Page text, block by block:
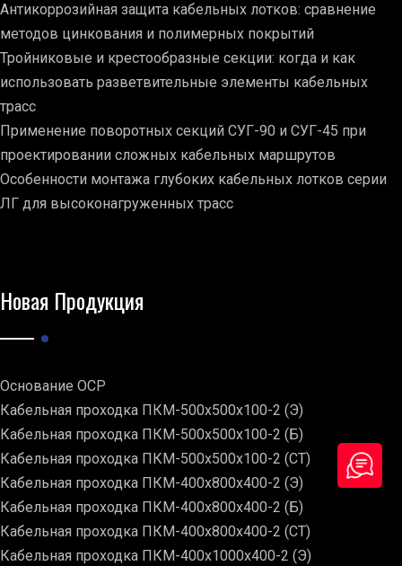
Антикоррозийная защита кабельных лотков: сравнение
методов цинкования и полимерных покрытий
Тройниковые и крестообразные секции: когда и как
использовать разветвительные элементы кабельных
трасс
Применение поворотных секций СУГ-90 и СУГ-45 при
проектировании сложных кабельных маршрутов
Особенности монтажа глубоких кабельных лотков серии
ЛГ для высоконагруженных трасс
Новая Продукция
Основание ОСР
Кабельная проходка ПКМ-500х500х100-2 (Э)
Кабельная проходка ПКМ-500х500х100-2 (Б)
Кабельная проходка ПКМ-500х500х100-2 (СТ)
Кабельная проходка ПКМ-400х800х400-2 (Э)
Кабельная проходка ПКМ-400х800х400-2 (Б)
Кабельная проходка ПКМ-400х800х400-2 (СТ)
Кабельная проходка ПКМ-400х1000х400-2 (Э)